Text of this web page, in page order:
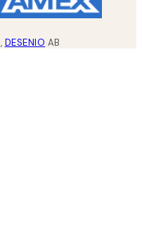
, DESENIO AB